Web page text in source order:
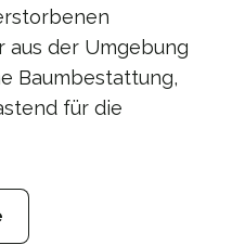
der Umgebung
Baumbestattung,
für die